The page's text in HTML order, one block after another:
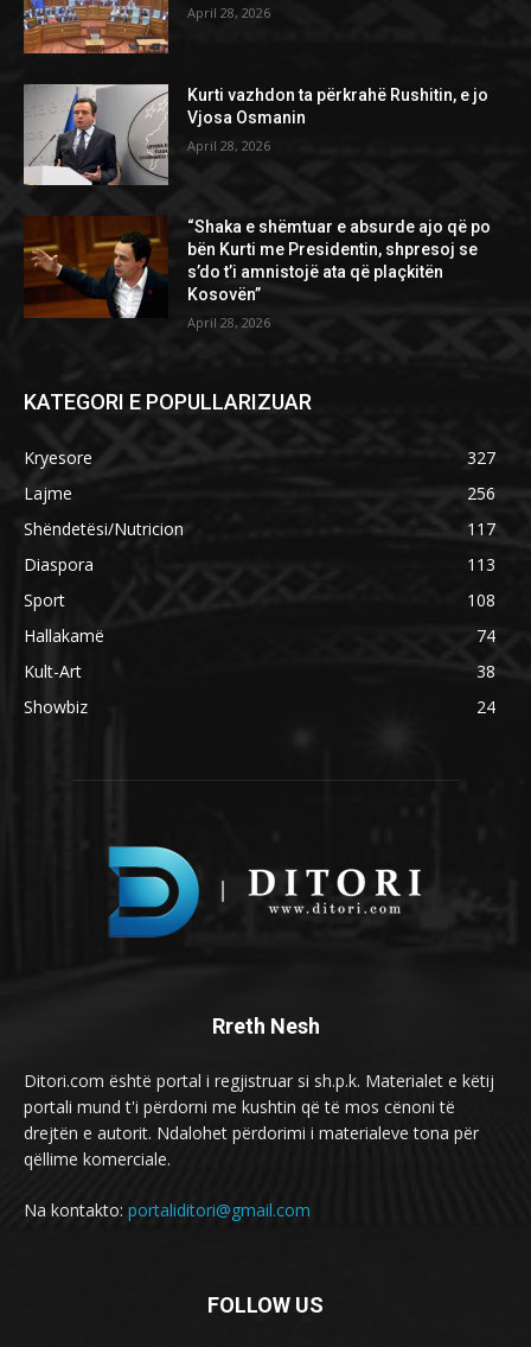
April 28, 2026
Kurti vazhdon ta përkrahë Rushitin, e jo
Vjosa Osmanin
April 28, 2026
“Shaka e shëmtuar e absurde ajo që po
bën Kurti me Presidentin, shpresoj se
s’do t’i amnistojë ata që plaçkitën
Kosovën”
April 28, 2026
KATEGORI E POPULLARIZUAR
Kryesore
327
Lajme
256
Shëndetësi/Nutricion
117
Diaspora
113
Sport
108
Hallakamë
74
Kult-Art
38
Showbiz
24
Rreth Nesh
Ditori.com është portal i regjistruar si sh.p.k. Materialet e këtij
portali mund t'i përdorni me kushtin që të mos cënoni të
drejtën e autorit. Ndalohet përdorimi i materialeve tona për
qëllime komerciale.
Na kontakto: portaliditori@gmail.com
FOLLOW US